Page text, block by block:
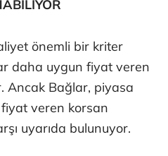
önemli bir kriter
daha uygun fiyat veren
Ancak Bağlar, piyasa
fiyat veren korsan
uyarıda bulunuyor.